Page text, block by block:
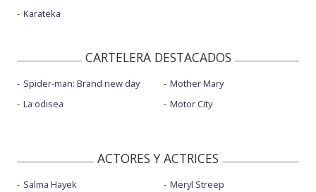
Karateka
CARTELERA DESTACADOS
Spider-man: Brand new day
La odisea
Mother Mary
Motor City
ACTORES Y ACTRICES
Salma Hayek
Meryl Streep